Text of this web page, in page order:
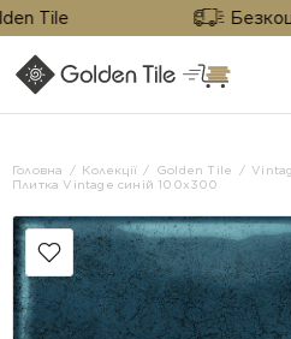
Tile
Головна Колекції Golden Tile
Плитка Vintage синій 100x300